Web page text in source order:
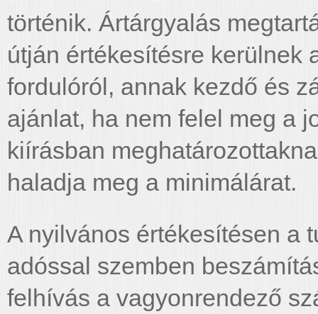
történik. Ártárgyalás
útján értékesítésre kerülnek
fordulóról, annak kezdő és
ajánlat, ha nem felel meg a
kiírásban
haladja meg a minimálárat.
A nyilvános értékesítésen a
adóssal szemben
felhívás a vagyonrendező